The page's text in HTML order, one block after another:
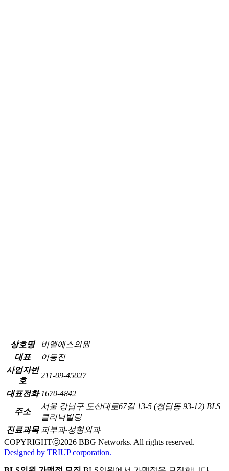
상호명
비엘에스의원
대표
이동진
사업자번
호
211-09-45027
대표전화 1670-4842
주소
서울 강남구 도산대로67길 13-5 (청담동 93-12) BLS
클리닉빌딩
진료과목 피부과·성형외과
COPYRIGHTⓒ2026 BBG Networks. All rights reserved.
Designed by TRIUP corporation.